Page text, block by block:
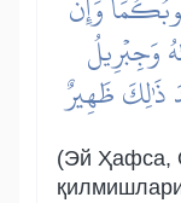
وَجِبۡرِيلُ
ذَٰلِكَ ظَهِيرٌ
(Эй Ҳафса,